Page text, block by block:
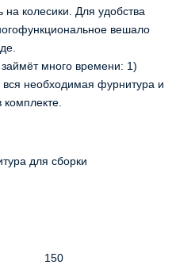
колесики. Для удобства
вешало
много времени: 1)
вся необходимая фурнитура и
для сборки
150